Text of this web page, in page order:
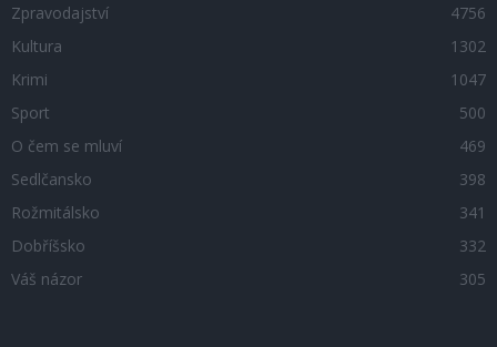
Zpravodajství
4756
Kultura
1302
Krimi
1047
Sport
500
O čem se mluví
469
Sedlčansko
398
Rožmitálsko
341
Dobříšsko
332
Váš názor
305